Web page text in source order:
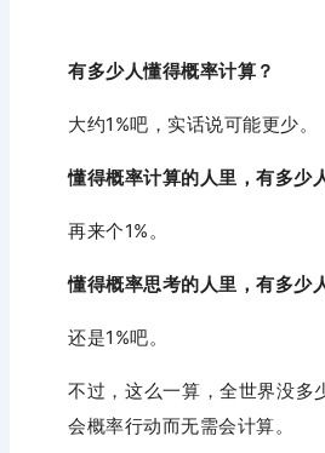
有多少人懂得概率计算？
大约1%吧，实话说可能更少。
懂得概率计算的人里，有多少
再来个1%。
懂得概率思考的人里，有多少
还是1%吧。
不过，这么一算，全世界没多
会概率行动而无需会计算。